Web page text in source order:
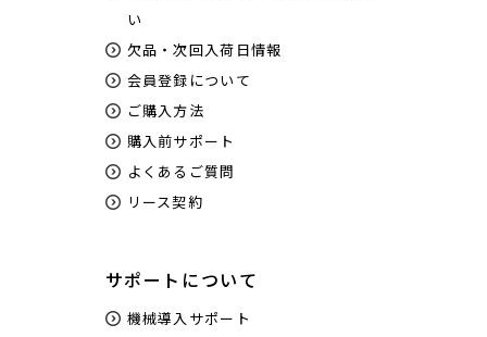
い
欠品・次回入荷日情報
会員登録について
ご購入方法
購入前サポート
よくあるご質問
リース契約
サポートについて
機械導入サポート